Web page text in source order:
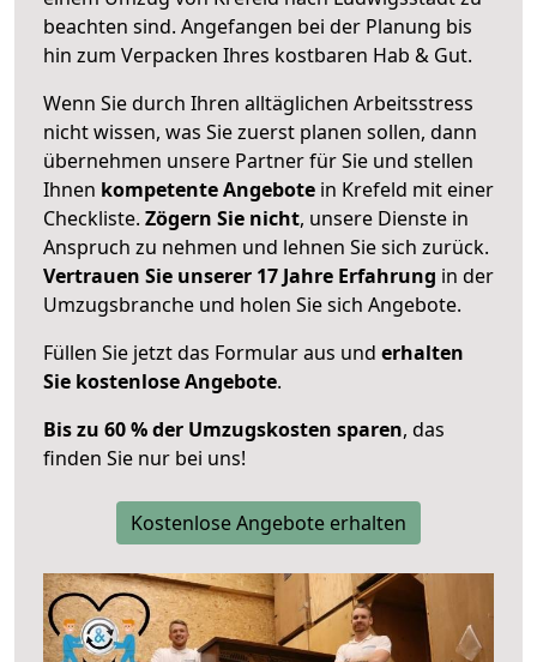
beachten sind. Angefangen bei der Planung bis
hin zum Verpacken Ihres kostbaren Hab & Gut.
Wenn Sie durch Ihren alltäglichen Arbeitsstress
nicht wissen, was Sie zuerst planen sollen, dann
übernehmen unsere Partner für Sie und stellen
Ihnen kompetente Angebote in Krefeld mit einer
Checkliste. Zögern Sie nicht, unsere Dienste in
Anspruch zu nehmen und lehnen Sie sich zurück.
Vertrauen Sie unserer 17 Jahre Erfahrung in der
Umzugsbranche und holen Sie sich Angebote.
Füllen Sie jetzt das Formular aus und erhalten
Sie kostenlose Angebote.
Bis zu 60 % der Umzugskosten sparen, das
finden Sie nur bei uns!
Kostenlose Angebote erhalten